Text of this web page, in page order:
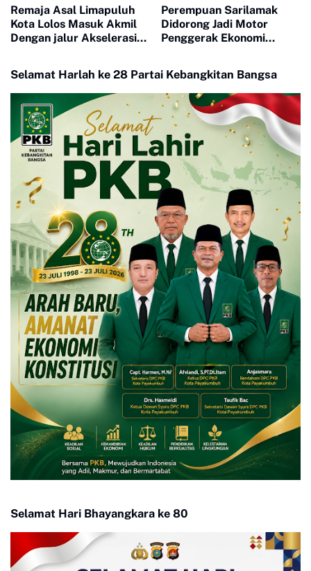
Remaja Asal Limapuluh
Kota Lolos Masuk Akmil
Dengan jalur Akselerasi
Perempuan Sarilamak
Didorong Jadi Motor
Penggerak Ekonomi
Selamat Harlah ke 28 Partai Kebangkitan Bangsa
Selamat Hari Bhayangkara ke 80